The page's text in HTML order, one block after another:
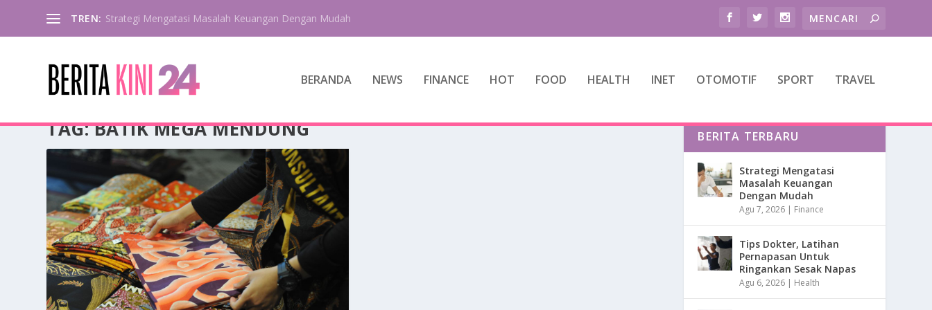
TREN: Strategi Mengatasi Masalah Keuangan Dengan Mudah
BERANDA NEWS FINANCE HOT FOOD HEALTH INET OTOMOTIF SPORT TRAVEL
TAG:BATIK MEGA MENDUNG BERITA TERBARU
Strategi Mengatasi
Masalah Keuangan
Dengan Mudah
Agu 7, 2026 | Finance
Tips Dokter, Latihan
Pernapasan Untuk
Ringankan Sesak Napas
Agu 6, 2026 | Health